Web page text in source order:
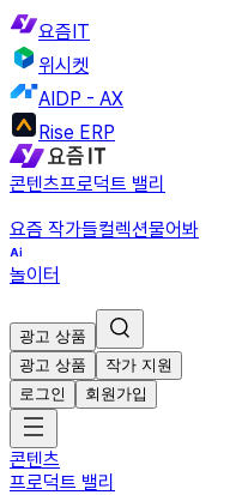
요즘IT
위시켓
AIDP - AX
Rise ERP
콘텐츠프로덕트 밸리
요즘 작가들컬렉션물어봐
놀이터
광고 상품
광고 상품
작가 지원
로그인
회원가입
콘텐츠
프로덕트 밸리